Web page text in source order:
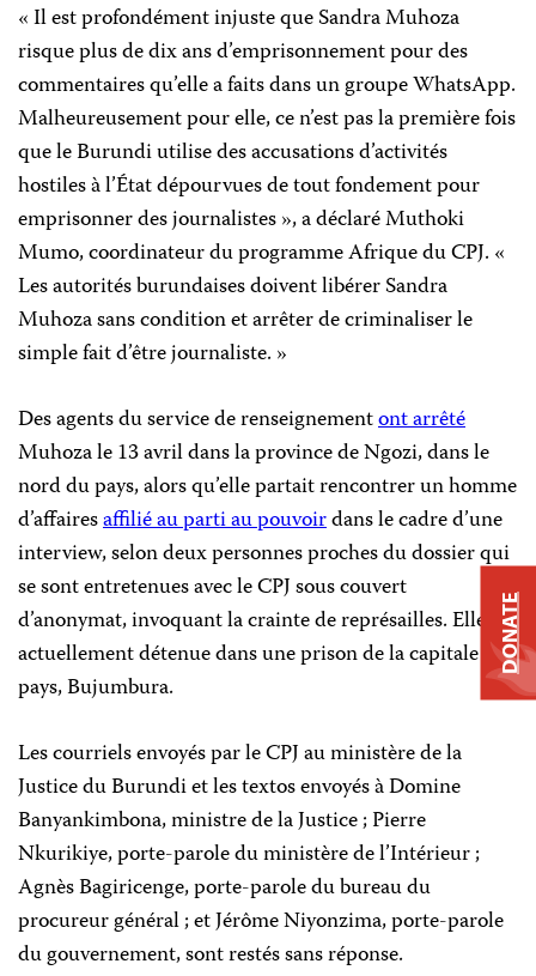
« Il est profondément injuste que Sandra Muhoza
risque plus de dix ans d’emprisonnement pour des
commentaires qu’elle a faits dans un groupe WhatsApp.
Malheureusement pour elle, ce n’est pas la première fois
que le Burundi utilise des accusations d’activités
hostiles à l’État dépourvues de tout fondement pour
emprisonner des journalistes », a déclaré Muthoki
Mumo, coordinateur du programme Afrique du CPJ. «
Les autorités burundaises doivent libérer Sandra
Muhoza sans condition et arrêter de criminaliser le
simple fait d’être journaliste. »
Des agents du service de renseignementont arrêté
Muhoza le 13 avril dans la province de Ngozi, dans le
nord du pays, alors qu’elle partait rencontrer un homme
d’affairesaffilié au parti au pouvoirdans le cadre d’une
interview, selon deux personnes proches du dossier qui
se sont entretenues avec le CPJ sous couvert
d’anonymat, invoquant la crainte de représailles. Elle est
actuellement détenue dans une prison de la capitale du
pays, Bujumbura.
Les courriels envoyés par le CPJ au ministère de la
Justice du Burundi et les textos envoyés à Domine
Banyankimbona, ministre de la Justice ; Pierre
Nkurikiye, porte-parole du ministère de l’Intérieur ;
Agnès Bagiricenge, porte-parole du bureau du
procureur général ; et Jérôme Niyonzima, porte-parole
du gouvernement, sont restés sans réponse.
DONATE